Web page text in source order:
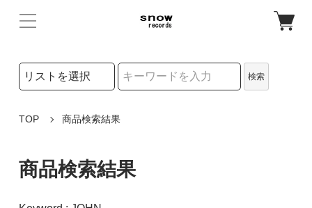
検索リストの選択
検索
TOP 商品検索結果
商品検索結果